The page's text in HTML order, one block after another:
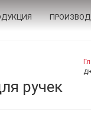
ручек